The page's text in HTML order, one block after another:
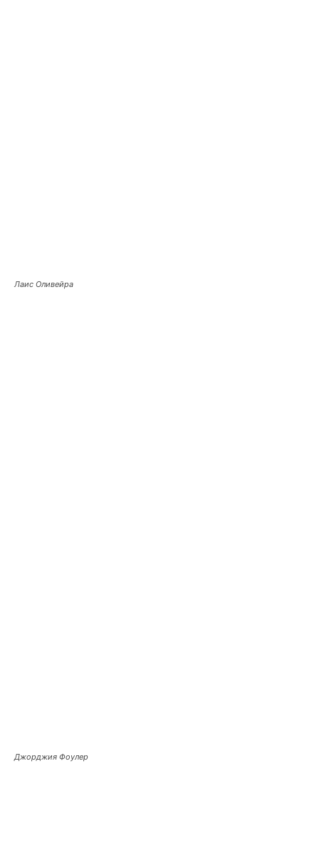
Лаис Оливейра
Джорджия Фоулер